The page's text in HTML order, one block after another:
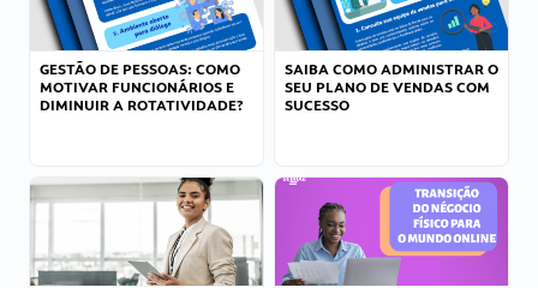
GESTÃO DE PESSOAS: COMO
MOTIVAR FUNCIONÁRIOS E
DIMINUIR A ROTATIVIDADE?
SAIBA COMO ADMINISTRAR O
SEU PLANO DE VENDAS COM
SUCESSO